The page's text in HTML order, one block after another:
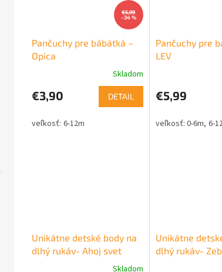
€5,99
–34 %
Pančuchy pre bábätká –
Opica
Skladom
€3,90 DETAIL
6-12m
Pančuchy pre
LEV
€5,99
0-6m 6-
Unikátne detské body na
dlhý rukáv- Ahoj svet
Skladom
Unikátne
dlhý rukáv-